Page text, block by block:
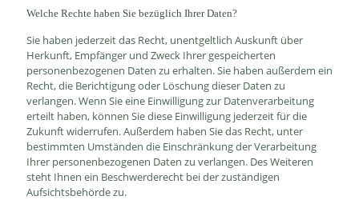
Welche Rechte haben Sie bezüglich Ihrer Daten?
Sie haben jederzeit das Recht, unentgeltlich Auskunft über
Herkunft, Empfänger und Zweck Ihrer gespeicherten
personenbezogenen Daten zu erhalten. Sie haben außerdem ein
Recht, die Berichtigung oder Löschung dieser Daten zu
verlangen. Wenn Sie eine Einwilligung zur Datenverarbeitung
erteilt haben, können Sie diese Einwilligung jederzeit für die
Zukunft widerrufen. Außerdem haben Sie das Recht, unter
bestimmten Umständen die Einschränkung der Verarbeitung
Ihrer personenbezogenen Daten zu verlangen. Des Weiteren
steht Ihnen ein Beschwerderecht bei der zuständigen
Aufsichtsbehörde zu.